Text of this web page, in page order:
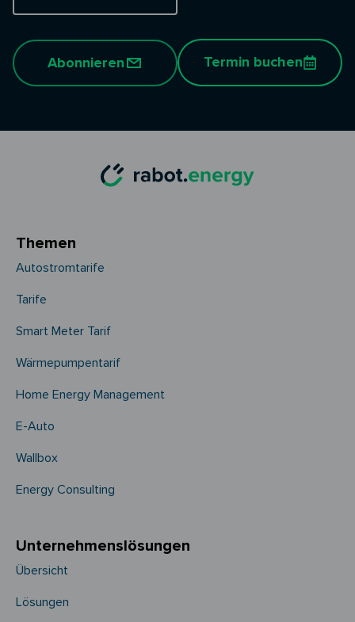
Abonnieren Termin buchen
Themen
Autostromtarife
Tarife
Smart Meter Tarif
Wärmepumpentarif
Home Energy Management
E-Auto
Wallbox
Energy Consulting
Unternehmens­­lösungen
Übersicht
Lösungen